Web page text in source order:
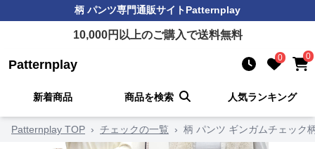
柄 パンツ専門通販サイトPatternplay
10,000円以上のご購入で送料無料
Patternplay 0 0
新着商品 商品を検索 人気ランキング
Patternplay TOP › チェックの一覧 › 柄 パンツ ギンガムチェック